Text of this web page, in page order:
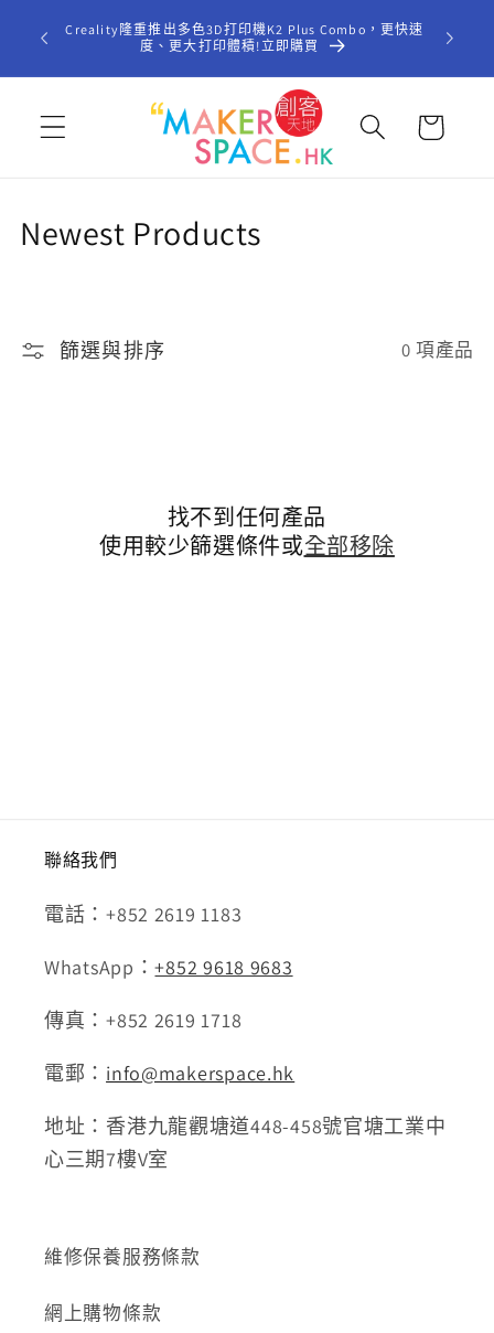
跳至內
容
Creality隆重推出多色3D打印機K2 Plus Combo，更快速
度、更大打印體積!立即購買
型
物
商
列
Newest Products
篩選與排序 0 項產品
找不到任何產品
使用較少篩選條件或全部移除
聯絡我們
電話：+852 2619 1183
WhatsApp：+852 9618 9683
傳真：+852 2619 1718
電郵： info@makerspace.hk
地址：香港九龍觀塘道448-458號官塘工業中
心三期7樓V室
維修保養服務條款
網上購物條款